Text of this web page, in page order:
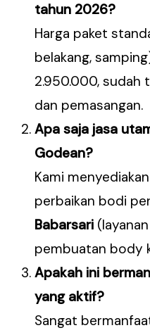
tahun 2026?
Harga paket
belakang,
2.950.000, sudah
dan pemasangan.
Apa saja jasa
Godean?
Kami
perbaikan bodi
Babarsari
pembuatan body
Apakah ini
yang aktif?
Sangat